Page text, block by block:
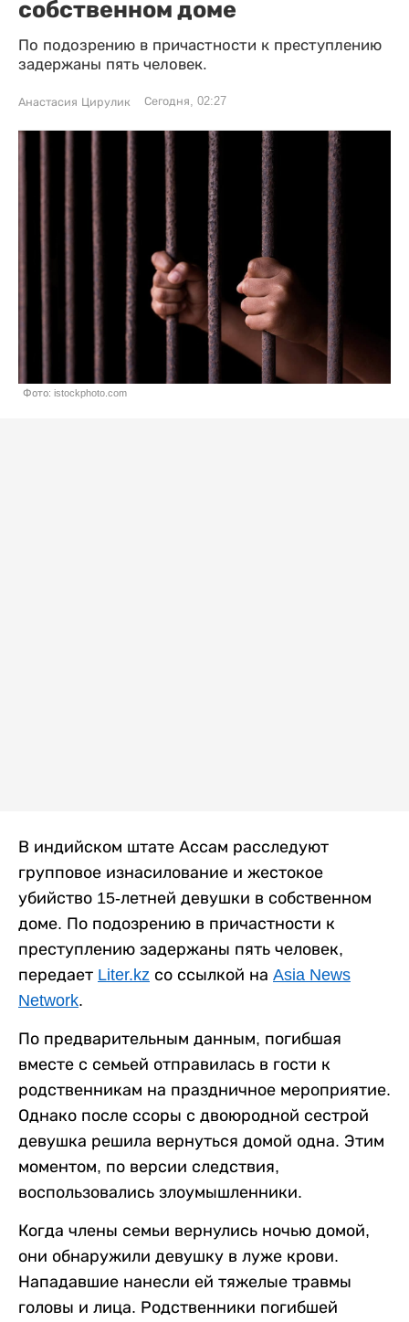
собственном доме
По подозрению в причастности к преступлению
задержаны пять человек.
Анастасия Цирулик Сегодня, 02:27
Фото: istockphoto.com
В индийском штате Ассам расследуют
групповое изнасилование и жестокое
убийство 15-летней девушки в собственном
доме. По подозрению в причастности к
преступлению задержаны пять человек,
передает Liter.kz со ссылкой на Asia News
Network.
По предварительным данным, погибшая
вместе с семьей отправилась в гости к
родственникам на праздничное мероприятие.
Однако после ссоры с двоюродной сестрой
девушка решила вернуться домой одна. Этим
моментом, по версии следствия,
воспользовались злоумышленники.
Когда члены семьи вернулись ночью домой,
они обнаружили девушку в луже крови.
Нападавшие нанесли ей тяжелые травмы
головы и лица. Родственники погибшей